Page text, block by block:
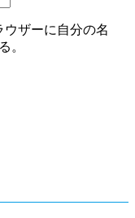
ザーに自分の名
。